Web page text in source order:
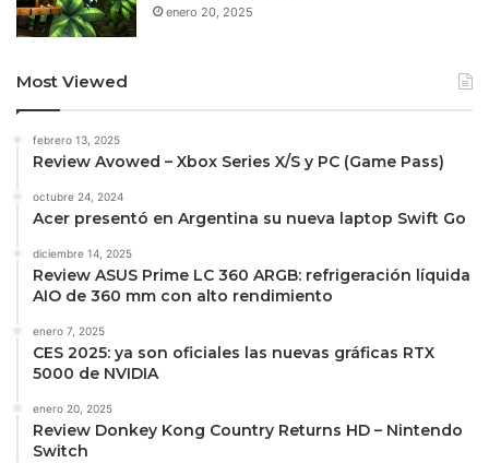
enero 20, 2025
Most Viewed
febrero 13, 2025
Review Avowed – Xbox Series X/S y PC (Game Pass)
octubre 24, 2024
Acer presentó en Argentina su nueva laptop Swift Go
diciembre 14, 2025
Review ASUS Prime LC 360 ARGB: refrigeración líquida
AIO de 360 mm con alto rendimiento
enero 7, 2025
CES 2025: ya son oficiales las nuevas gráficas RTX
5000 de NVIDIA
enero 20, 2025
Review Donkey Kong Country Returns HD – Nintendo
Switch